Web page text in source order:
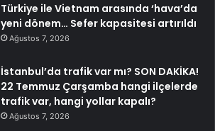
Türkiye ile Vietnam arasında ‘hava’da
yeni dönem… Sefer kapasitesi artırıldı
Ağustos 7, 2026
İstanbul’da trafik var mı? SON DAKİKA!
22 Temmuz Çarşamba hangi ilçelerde
trafik var, hangi yollar kapalı?
Ağustos 7, 2026